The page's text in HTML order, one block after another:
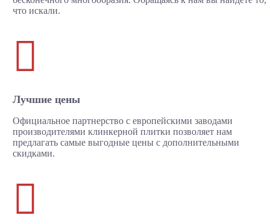
что искали.

Лучшие цены
Официальное партнерство с европейскими заводами
производителями клинкерной плитки позволяет нам
предлагать самые выгодные цены с дополнительными
скидками.
